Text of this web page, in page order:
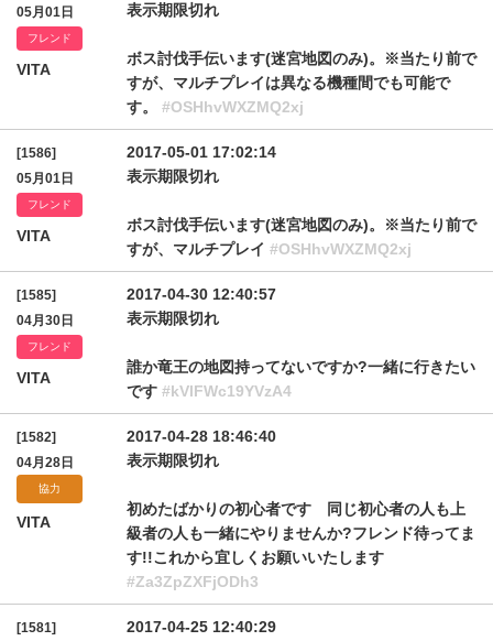
05月01日
フレンド
VITA
表示期限切れ
ボス討伐手伝います(迷宮地図のみ)。※当たり前で
すが、マルチプレイは異なる機種間でも可能で
す。 #OSHhvWXZMQ2xj
[1586]
05月01日
フレンド
VITA
2017-05-01 17:02:14
表示期限切れ
ボス討伐手伝います(迷宮地図のみ)。※当たり前で
すが、マルチプレイ #OSHhvWXZMQ2xj
[1585]
04月30日
フレンド
VITA
2017-04-30 12:40:57
表示期限切れ
誰か竜王の地図持ってないですか?一緒に行きたい
です #kVlFWc19YVzA4
[1582]
04月28日
協力
VITA
2017-04-28 18:46:40
表示期限切れ
初めたばかりの初心者です 同じ初心者の人も上
級者の人も一緒にやりませんか?フレンド待ってま
す!!これから宜しくお願いいたします
#Za3ZpZXFjODh3
[1581]
2017-04-25 12:40:29